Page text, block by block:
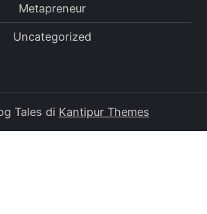
Metapreneur
Uncategorized
Tales di Kantipur Themes